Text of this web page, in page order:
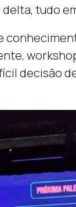
tudo
decisão